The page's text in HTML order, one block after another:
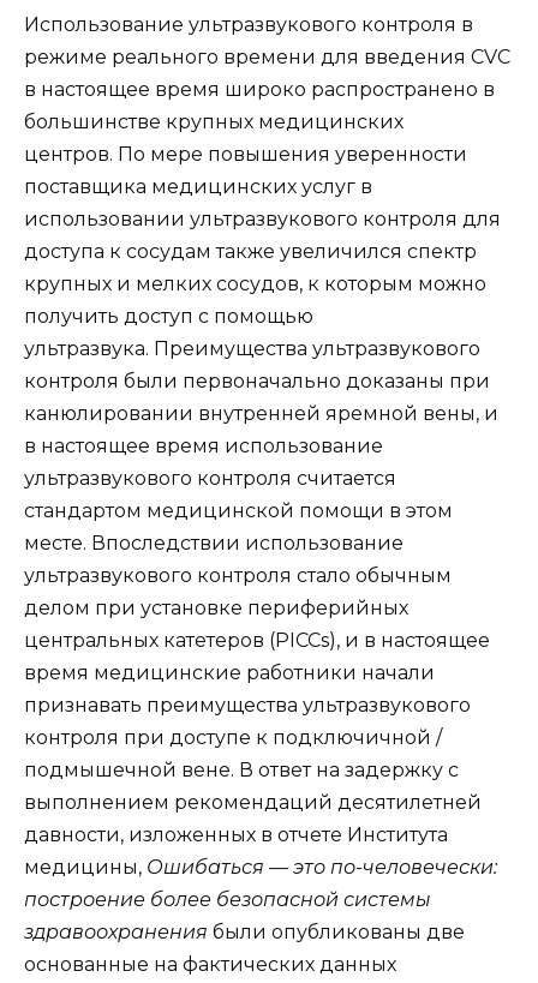
Использование ультразвукового контроля в
режиме реального времени для введения CVC
в настоящее время широко распространено в
большинстве крупных медицинских
центров. По мере повышения уверенности
поставщика медицинских услуг в
использовании ультразвукового контроля для
доступа к сосудам также увеличился спектр
крупных и мелких сосудов, к которым можно
получить доступ с помощью
ультразвука. Преимущества ультразвукового
контроля были первоначально доказаны при
канюлировании внутренней яремной вены, и
в настоящее время использование
ультразвукового контроля считается
стандартом медицинской помощи в этом
месте. Впоследствии использование
ультразвукового контроля стало обычным
делом при установке периферийных
центральных катетеров (PICCs), и в настоящее
время медицинские работники начали
признавать преимущества ультразвукового
контроля при доступе к подключичной /
подмышечной вене. В ответ на задержку с
выполнением рекомендаций десятилетней
давности, изложенных в отчете Института
медицины, Ошибаться — это по-человечески:
построение более безопасной системы
здравоохранения были опубликованы две
основанные на фактических данных